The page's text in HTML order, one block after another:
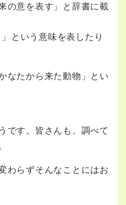
の意を表す」と辞書に載
という意味を表したり
なたから来た動物」とい
です。皆さんも、調べて
わらずそんなことにはお